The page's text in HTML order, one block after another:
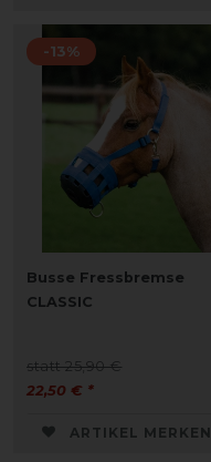
-13%
Busse Fressbremse
CLASSIC
statt 25,90 €
22,50 € *
ARTIKEL MERKEN